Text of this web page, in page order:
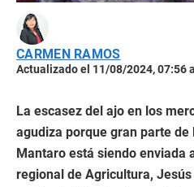
CARMEN RAMOS
Actualizado el 11/08/2024, 07:56
La escasez del ajo en los
agudiza porque gran parte de
Mantaro está siendo
regional de Agricultura,